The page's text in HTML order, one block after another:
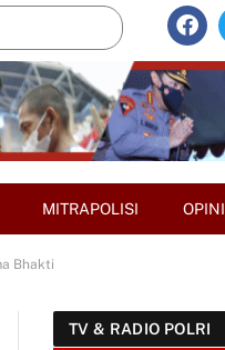
MITRAPOLISI OPINI
Bhakti
TV & RADIO POLRI